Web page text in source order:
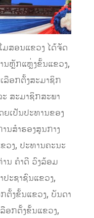
ສອນແຂວງ ໄດ້ຈັດ
ນຫຼັກແຫຼ່ງຂັ້ນແຂວງ,
ລືອກຕັ້ງສະມາຊິກ
ສະມາຊິກສະພາ
ເປັນປະທານຂອງ
ນສໍາຮອງສູນກາງ
ວງ, ປະທານຄະນະ
ນ ຄໍາດີ ວົງລ້ອມ
ປະຊາຊົນແຂວງ,
ຕັ້ງຂັ້ນແຂວງ, ບັນດາ
ອກຕັ້ງຂັ້ນແຂວງ,